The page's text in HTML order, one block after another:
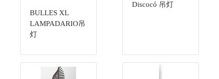
BULLES XL
LAMPADARIO吊
灯
Discocó 吊灯